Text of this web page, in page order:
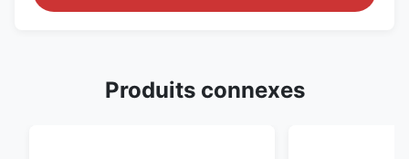
Produits connexes